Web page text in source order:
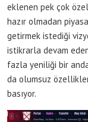
eklenen pek çok
hazır olmadan
getirmek istediği
istikrarla devam
fazla yeniliği bir
da olumsuz
basıyor.